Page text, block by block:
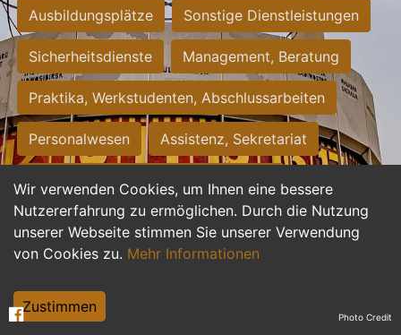
Wir verwenden Cookies, um Ihnen eine bessere
Nutzererfahrung zu ermöglichen. Durch die Nutzung
unserer Webseite stimmen Sie unserer Verwendung
von Cookies zu. Mehr Informationen
Zustimmen
Ausbildungsplätze Sonstige Dienstleistungen
Sicherheitsdienste Management, Beratung
Praktika, Werkstudenten, Abschlussarbeiten
Personalwesen Assistenz, Sekretariat
Hilfskräfte, Aushilfs- und Nebenjobs
Einkauf, Logistik, Materialwirtschaft
Weiterbildung, Studium, duale Ausbildung
Tourismus
Photo Credit